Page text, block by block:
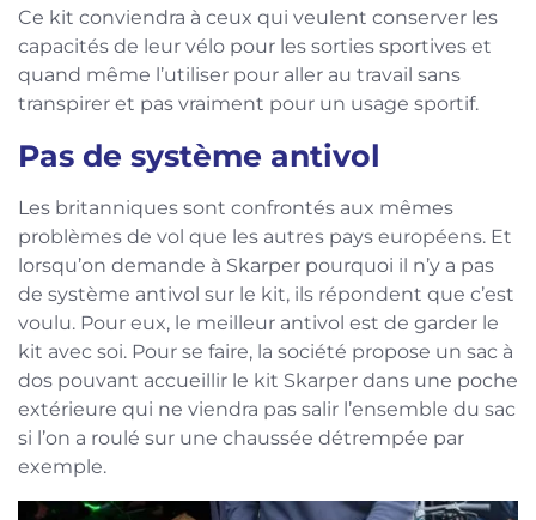
Ce kit conviendra à ceux qui veulent conserver les
capacités de leur vélo pour les sorties sportives et
quand même l’utiliser pour aller au travail sans
transpirer et pas vraiment pour un usage sportif.
Pas de système antivol
Les britanniques sont confrontés aux mêmes
problèmes de vol que les autres pays européens. Et
lorsqu’on demande à Skarper pourquoi il n’y a pas
de système antivol sur le kit, ils répondent que c’est
voulu. Pour eux, le meilleur antivol est de garder le
kit avec soi. Pour se faire, la société propose un sac à
dos pouvant accueillir le kit Skarper dans une poche
extérieure qui ne viendra pas salir l’ensemble du sac
si l’on a roulé sur une chaussée détrempée par
exemple.